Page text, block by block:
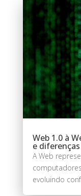
Web 1.0 à
e diferenças
A Web
evoluindo